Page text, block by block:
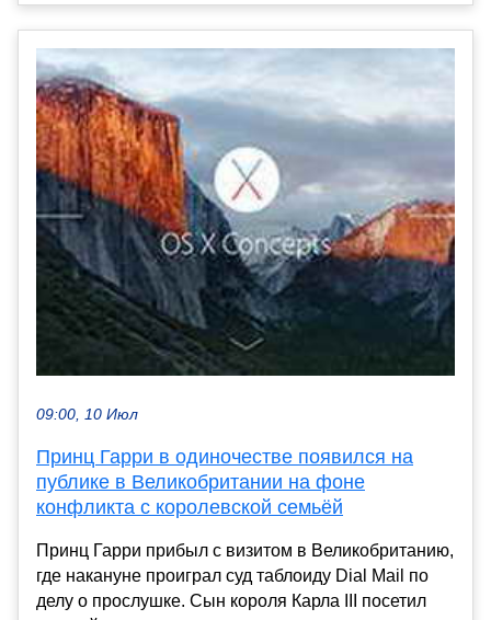
09:00, 10 Июл
Принц Гарри в одиночестве появился на
публике в Великобритании на фоне
конфликта с королевской семьёй
Принц Гарри прибыл с визитом в Великобританию,
где накануне проиграл суд таблоиду Dial Mail по
делу о прослушке. Сын короля Карла III посетил